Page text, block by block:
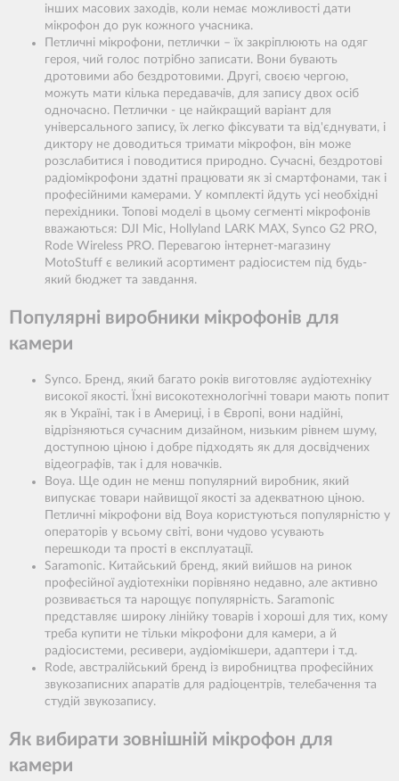
інших масових заходів, коли немає можливості дати
мікрофон до рук кожного учасника.
Петличні мікрофони, петлички – їх закріплюють на одяг
героя, чий голос потрібно записати. Вони бувають
дротовими або бездротовими. Другі, своєю чергою,
можуть мати кілька передавачів, для запису двох осіб
одночасно. Петлички - це найкращий варіант для
універсального запису, їх легко фіксувати та від'єднувати, і
диктору не доводиться тримати мікрофон, він може
розслабитися і поводитися природно. Сучасні, бездротові
радіомікрофони здатні працювати як зі смартфонами, так і
професійними камерами. У комплекті йдуть усі необхідні
перехідники. Топові моделі в цьому сегменті мікрофонів
вважаються: DJI Mic, Hollyland LARK MAX, Synco G2 PRO,
Rode Wireless PRO. Перевагою інтернет-магазину
MotoStuff є великий асортимент радіосистем під будь-
який бюджет та завдання.
Популярні виробники мікрофонів для
камери
Synco. Бренд, який багато років виготовляє аудіотехніку
високої якості. Їхні високотехнологічні товари мають попит
як в Україні, так і в Америці, і в Європі, вони надійні,
відрізняються сучасним дизайном, низьким рівнем шуму,
доступною ціною і добре підходять як для досвідчених
відеографів, так і для новачків.
Boya. Ще один не менш популярний виробник, який
випускає товари найвищої якості за адекватною ціною.
Петличні мікрофони від Boya користуються популярністю у
операторів у всьому світі, вони чудово усувають
перешкоди та прості в експлуатації.
Saramonic. Китайський бренд, який вийшов на ринок
професійної аудіотехніки порівняно недавно, але активно
розвивається та нарощує популярність. Saramonic
представляє широку лінійку товарів і хороші для тих, кому
треба купити не тільки мікрофони для камери, а й
радіосистеми, ресивери, аудіомікшери, адаптери і т.д.
Rode, австралійський бренд із виробництва професійних
звукозаписних апаратів для радіоцентрів, телебачення та
студій звукозапису.
Як вибирати зовнішній мікрофон для
камери